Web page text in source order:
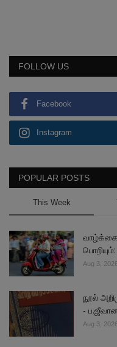
FOLLOW US
Facebook
Instagram
POPULAR POSTS
This Week
Aug 3,
நூல்
-
Aug 3,